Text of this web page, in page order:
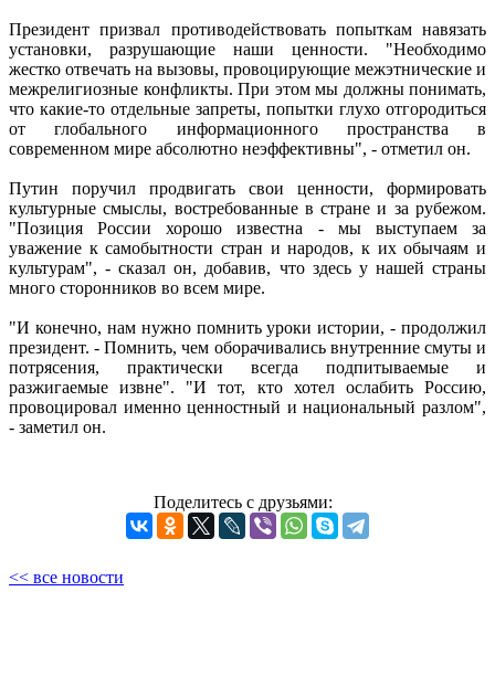
Президент призвал противодействовать попыткам навязать
установки, разрушающие наши ценности. "Необходимо
жестко отвечать на вызовы, провоцирующие межэтнические и
межрелигиозные конфликты. При этом мы должны понимать,
что какие-то отдельные запреты, попытки глухо отгородиться
от глобального информационного пространства в
современном мире абсолютно неэффективны", - отметил он.
Путин поручил продвигать свои ценности, формировать
культурные смыслы, востребованные в стране и за рубежом.
"Позиция России хорошо известна - мы выступаем за
уважение к самобытности стран и народов, к их обычаям и
культурам", - сказал он, добавив, что здесь у нашей страны
много сторонников во всем мире.
"И конечно, нам нужно помнить уроки истории, - продолжил
президент. - Помнить, чем оборачивались внутренние смуты и
потрясения, практически всегда подпитываемые и
разжигаемые извне". "И тот, кто хотел ослабить Россию,
провоцировал именно ценностный и национальный разлом",
- заметил он.
Поделитесь с друзьями:
<< все новости